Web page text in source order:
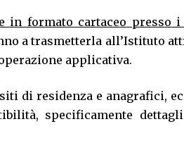
in formato cartaceo presso i
a trasmetterla all’Istituto
applicativa.
di residenza e anagrafici,
specificamente